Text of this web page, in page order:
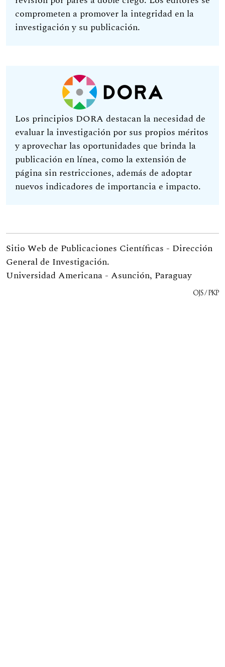
comprometen a promover la integridad en la
investigación y su publicación.
Los principios DORA destacan la necesidad de
evaluar la investigación por sus propios méritos
y aprovechar las oportunidades que brinda la
publicación en línea, como la extensión de
página sin restricciones, además de adoptar
nuevos indicadores de importancia e impacto.
Sitio Web de Publicaciones Científicas - Dirección
General de Investigación.
Universidad Americana - Asunción, Paraguay